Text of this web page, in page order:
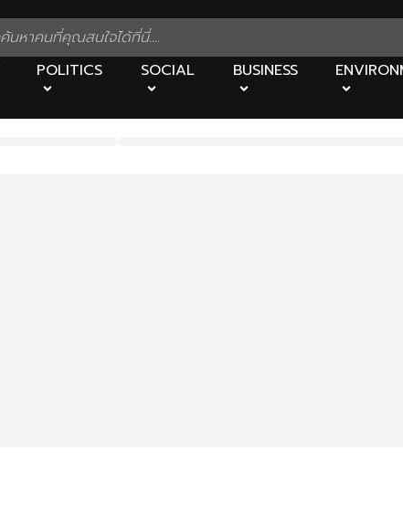
POLITICS SOCIAL BUSINESS